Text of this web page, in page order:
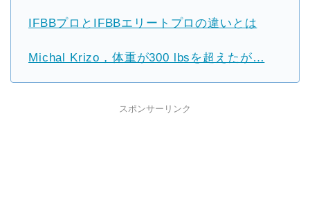
IFBBプロとIFBBエリートプロの違いとは
Michal Krizo，体重が300 lbsを超えたが…
スポンサーリンク